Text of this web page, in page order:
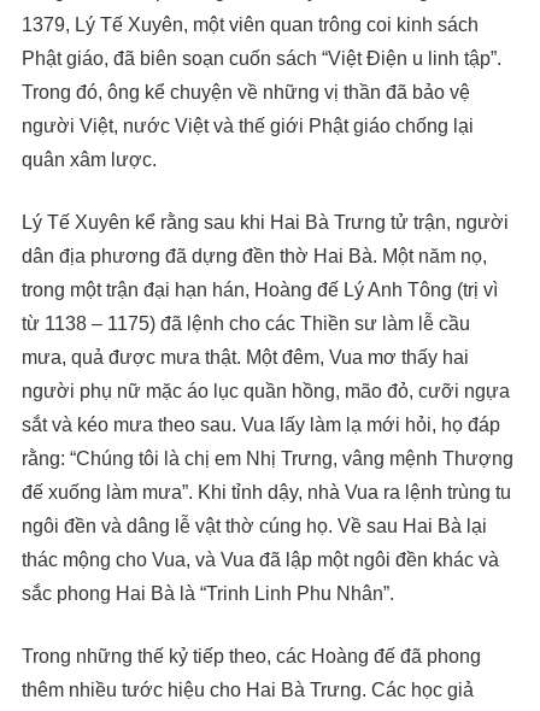
1379, Lý Tế Xuyên, một viên quan trông coi kinh sách
Phật giáo, đã biên soạn cuốn sách “Việt Điện u linh tập”.
Trong đó, ông kể chuyện về những vị thần đã bảo vệ
người Việt, nước Việt và thế giới Phật giáo chống lại
quân xâm lược.
Lý Tế Xuyên kể rằng sau khi Hai Bà Trưng tử trận, người
dân địa phương đã dựng đền thờ Hai Bà. Một năm nọ,
trong một trận đại hạn hán, Hoàng đế Lý Anh Tông (trị vì
từ 1138 – 1175) đã lệnh cho các Thiền sư làm lễ cầu
mưa, quả được mưa thật. Một đêm, Vua mơ thấy hai
người phụ nữ mặc áo lục quần hồng, mão đỏ, cưỡi ngựa
sắt và kéo mưa theo sau. Vua lấy làm lạ mới hỏi, họ đáp
rằng: “Chúng tôi là chị em Nhị Trưng, vâng mệnh Thượng
đế xuống làm mưa”. Khi tỉnh dậy, nhà Vua ra lệnh trùng tu
ngôi đền và dâng lễ vật thờ cúng họ. Về sau Hai Bà lại
thác mộng cho Vua, và Vua đã lập một ngôi đền khác và
sắc phong Hai Bà là “Trinh Linh Phu Nhân”.
Trong những thế kỷ tiếp theo, các Hoàng đế đã phong
thêm nhiều tước hiệu cho Hai Bà Trưng. Các học giả